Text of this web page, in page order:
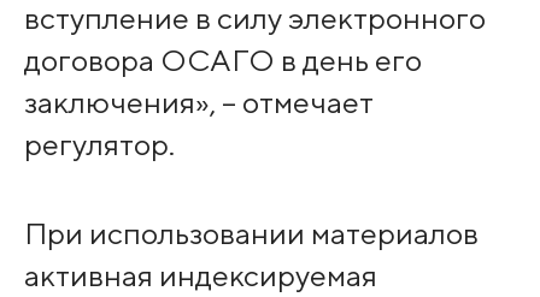
вступление в силу электронного
договора ОСАГО в день его
заключения», – отмечает
регулятор.
При использовании материалов
активная индексируемая